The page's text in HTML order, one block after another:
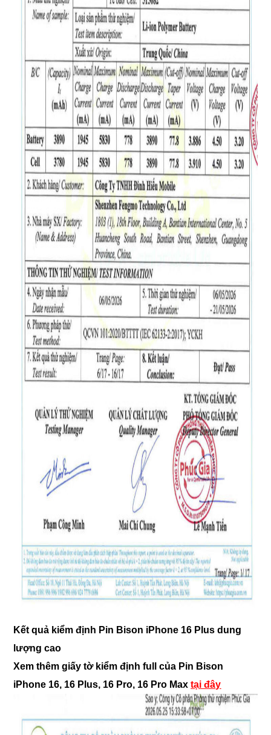
Kết quả kiểm định Pin Bison iPhone 16 Plus dung
lượng cao
Xem thêm giấy tờ kiểm định full của Pin Bison
iPhone 16, 16 Plus, 16 Pro, 16 Pro Maxtại đây